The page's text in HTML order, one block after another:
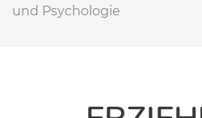
und Psychologie